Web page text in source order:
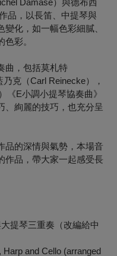
品，以長笛、中提琴與
化，如一幅色彩細膩、
彩。
曲，包括莫札特
乃克（Carl Reinecke），
《E小調小提琴協奏曲》
、絢麗的技巧，也充分呈
品的深情與氣勢，本場音
作品，帶大家一起感受長
提琴三重奏（改編給中
and Cello (arranged